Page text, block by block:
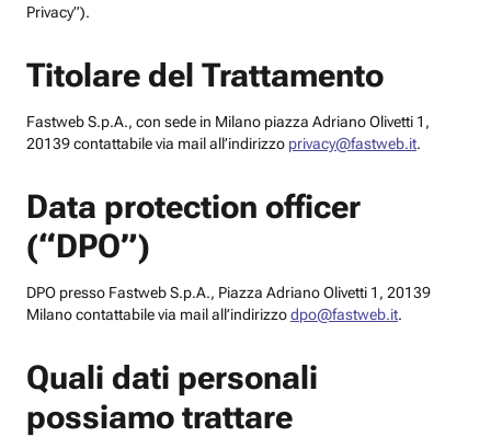
Privacy”).
Titolare del Trattamento
Fastweb S.p.A., con sede in Milano piazza Adriano Olivetti 1,
20139 contattabile via mail all’indirizzo privacy@fastweb.it.
Data protection officer
(“DPO”)
DPO presso Fastweb S.p.A., Piazza Adriano Olivetti 1, 20139
Milano contattabile via mail all’indirizzodpo@fastweb.it.
Quali dati personali
possiamo trattare